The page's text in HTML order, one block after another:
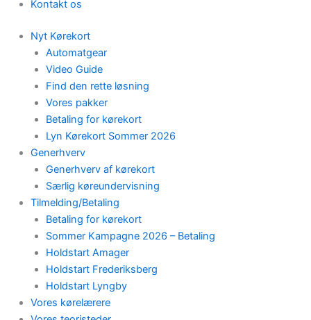
Kontakt os
Nyt Kørekort
Automatgear
Video Guide
Find den rette løsning
Vores pakker
Betaling for kørekort
Lyn Kørekort Sommer 2026
Generhverv
Generhverv af kørekort
Særlig køreundervisning
Tilmelding/Betaling
Betaling for kørekort
Sommer Kampagne 2026 – Betaling
Holdstart Amager
Holdstart Frederiksberg
Holdstart Lyngby
Vores kørelærere